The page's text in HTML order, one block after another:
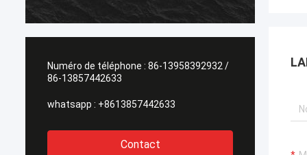
Numéro de téléphone : 86-13958392932 /
86-13857442633
whatsapp : +8613857442633
Contact